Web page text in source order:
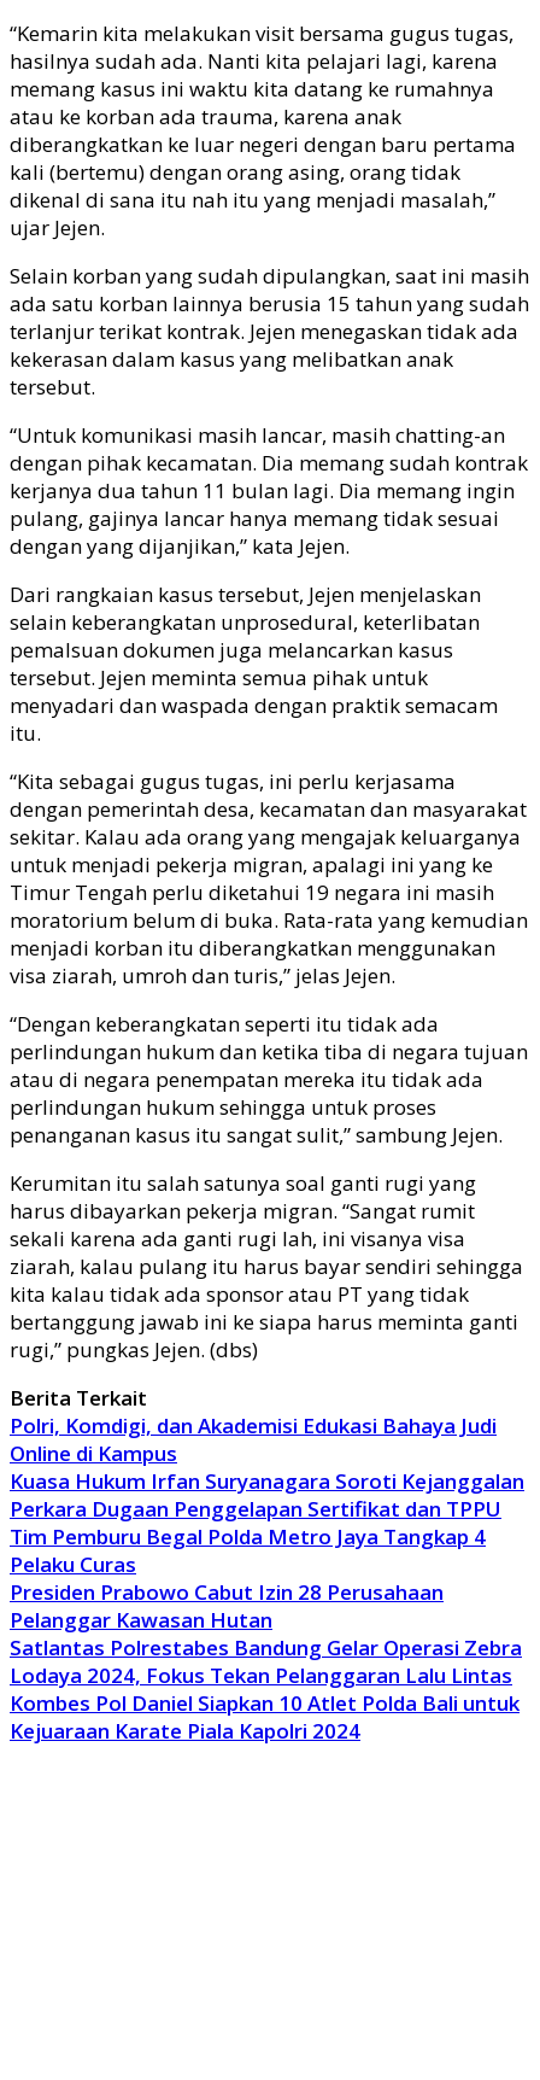
“Kemarin kita melakukan visit bersama gugus tugas,
hasilnya sudah ada. Nanti kita pelajari lagi, karena
memang kasus ini waktu kita datang ke rumahnya
atau ke korban ada trauma, karena anak
diberangkatkan ke luar negeri dengan baru pertama
kali (bertemu) dengan orang asing, orang tidak
dikenal di sana itu nah itu yang menjadi masalah,”
ujar Jejen.
Selain korban yang sudah dipulangkan, saat ini masih
ada satu korban lainnya berusia 15 tahun yang sudah
terlanjur terikat kontrak. Jejen menegaskan tidak ada
kekerasan dalam kasus yang melibatkan anak
tersebut.
“Untuk komunikasi masih lancar, masih chatting-an
dengan pihak kecamatan. Dia memang sudah kontrak
kerjanya dua tahun 11 bulan lagi. Dia memang ingin
pulang, gajinya lancar hanya memang tidak sesuai
dengan yang dijanjikan,” kata Jejen.
Dari rangkaian kasus tersebut, Jejen menjelaskan
selain keberangkatan unprosedural, keterlibatan
pemalsuan dokumen juga melancarkan kasus
tersebut. Jejen meminta semua pihak untuk
menyadari dan waspada dengan praktik semacam
itu.
“Kita sebagai gugus tugas, ini perlu kerjasama
dengan pemerintah desa, kecamatan dan masyarakat
sekitar. Kalau ada orang yang mengajak keluarganya
untuk menjadi pekerja migran, apalagi ini yang ke
Timur Tengah perlu diketahui 19 negara ini masih
moratorium belum di buka. Rata-rata yang kemudian
menjadi korban itu diberangkatkan menggunakan
visa ziarah, umroh dan turis,” jelas Jejen.
“Dengan keberangkatan seperti itu tidak ada
perlindungan hukum dan ketika tiba di negara tujuan
atau di negara penempatan mereka itu tidak ada
perlindungan hukum sehingga untuk proses
penanganan kasus itu sangat sulit,” sambung Jejen.
Kerumitan itu salah satunya soal ganti rugi yang
harus dibayarkan pekerja migran. “Sangat rumit
sekali karena ada ganti rugi lah, ini visanya visa
ziarah, kalau pulang itu harus bayar sendiri sehingga
kita kalau tidak ada sponsor atau PT yang tidak
bertanggung jawab ini ke siapa harus meminta ganti
rugi,” pungkas Jejen. (dbs)
Berita Terkait
Polri, Komdigi, dan Akademisi Edukasi Bahaya Judi
Online di Kampus
Kuasa Hukum Irfan Suryanagara Soroti Kejanggalan
Perkara Dugaan Penggelapan Sertifikat dan TPPU
Tim Pemburu Begal Polda Metro Jaya Tangkap 4
Pelaku Curas
Presiden Prabowo Cabut Izin 28 Perusahaan
Pelanggar Kawasan Hutan
Satlantas Polrestabes Bandung Gelar Operasi Zebra
Lodaya 2024, Fokus Tekan Pelanggaran Lalu Lintas
Kombes Pol Daniel Siapkan 10 Atlet Polda Bali untuk
Kejuaraan Karate Piala Kapolri 2024